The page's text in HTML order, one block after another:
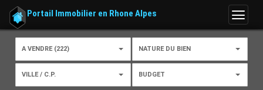
Menu
Portail Immobilier en Rhone Alpes
A VENDRE (222) NATURE DU BIEN
VILLE / C.P. BUDGET